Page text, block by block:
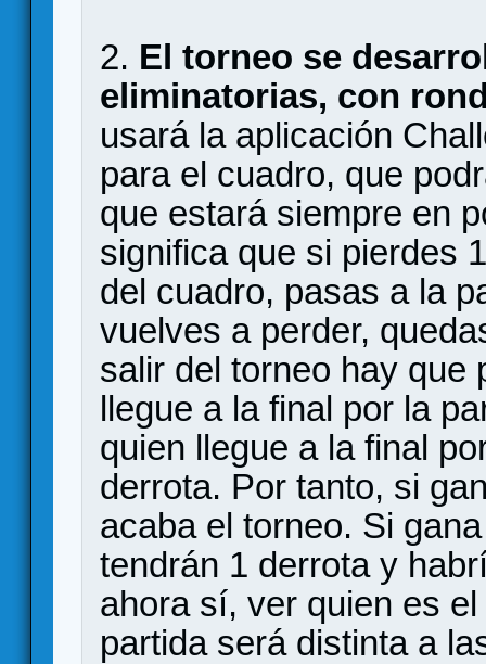
2. El torneo se
eliminatorias, con
usará la aplicación
para el cuadro, que
que estará siempre en
significa que si pierdes
del cuadro, pasas a la
vuelves a perder,
salir del torneo hay que
llegue a la final por la
quien llegue a la final
derrota. Por tanto, si
acaba el torneo. Si
tendrán 1 derrota y
ahora sí, ver quien es
partida será distinta a